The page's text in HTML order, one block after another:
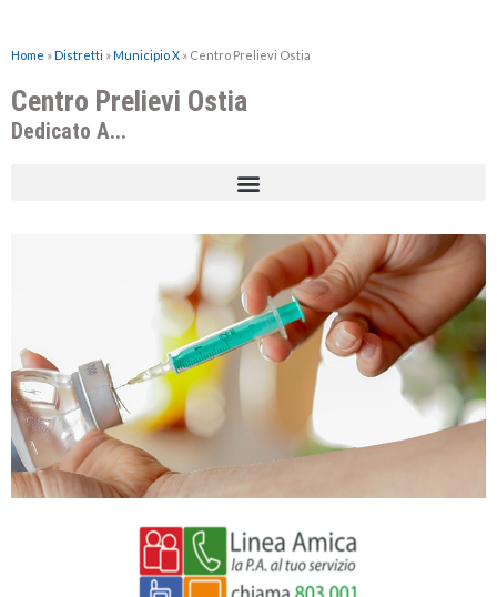
Home »Distretti »Municipio X » Centro Prelievi Ostia
Centro Prelievi Ostia
Dedicato A...